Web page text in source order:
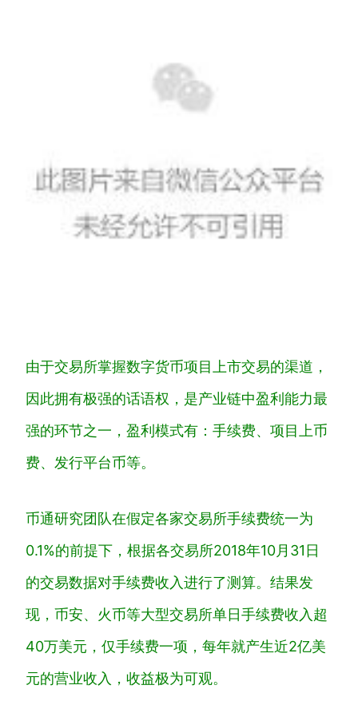
由于交易所掌握数字货币项目上市交易的渠道，
因此拥有极强的话语权，是产业链中盈利能力最
强的环节之一， 盈利模式有：手续费、项目上币
费、发行平台币等。
币通研究团队在假定各家交易所手续费统一为
0.1%的前提下，根据各交易所2018年10月31日
的交易数据对手续费收入进行了测算。结果发
现，币安、火币等大型交易所单日手续费收入超
40万美元，仅手续费一项， 每年就产生近2亿美
元的营业收入，收益极为可观。